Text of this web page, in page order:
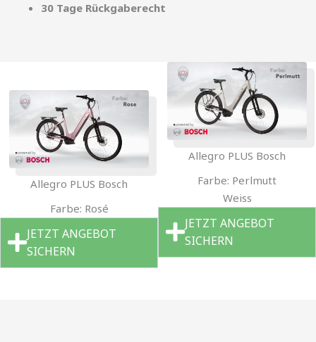
30 Tage Rückgaberecht
Allegro PLUS Bosch
Farbe: Rosé
JETZT ANGEBOT
SICHERN
Allegro PLUS Bosch
Farbe: Perlmutt
Weiss
JETZT ANGEBOT
SICHERN